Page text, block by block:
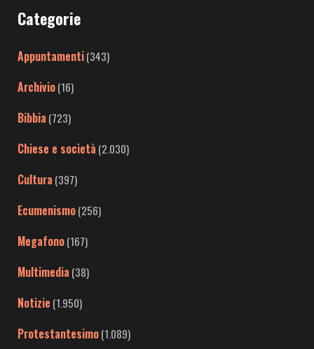
Categorie
Appuntamenti(343)
Archivio(16)
Bibbia (723)
Chiese e società (2.030)
Cultura (397)
Ecumenismo(256)
Megafono(167)
Multimedia (38)
Notizie (1.950)
Protestantesimo(1.089)